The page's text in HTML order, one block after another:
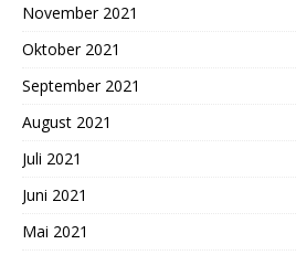
November 2021
Oktober 2021
September 2021
August 2021
Juli 2021
Juni 2021
Mai 2021